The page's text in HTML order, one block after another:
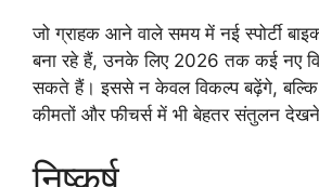
जो ग्राहक आने वाले समय में नई स्पोर्टी
बना रहे हैं, उनके लिए 2026 तक कई नए
सकते हैं। इससे न केवल विकल्प बढ़ेंगे, बल्कि
कीमतों और फीचर्स में भी बेहतर संतुलन